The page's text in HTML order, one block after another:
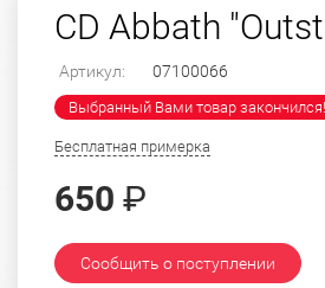
CD Abbath
Артикул: 07100066
Выбранный Вами товар закончился!
Бесплатная примерка
650 ₽
Сообщить о поступлении